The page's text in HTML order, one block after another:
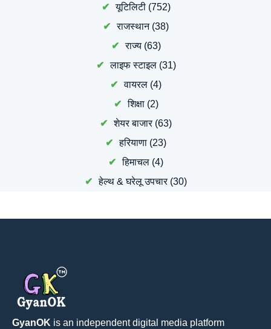
यूटिलिटी(752)
राजस्थान(38)
राज्य(63)
लाइफ स्टाइल(31)
वायरल (4)
शिक्षा(2)
शेयर बाजार(63)
हरियाणा (23)
हिमाचल (4)
हेल्थ & घरेलू उपचार(30)
GyanOK is an independent digital media platform